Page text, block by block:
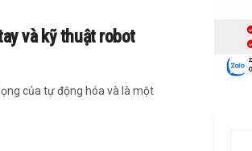
và kỹ thuật robot
của tự động hóa và là một